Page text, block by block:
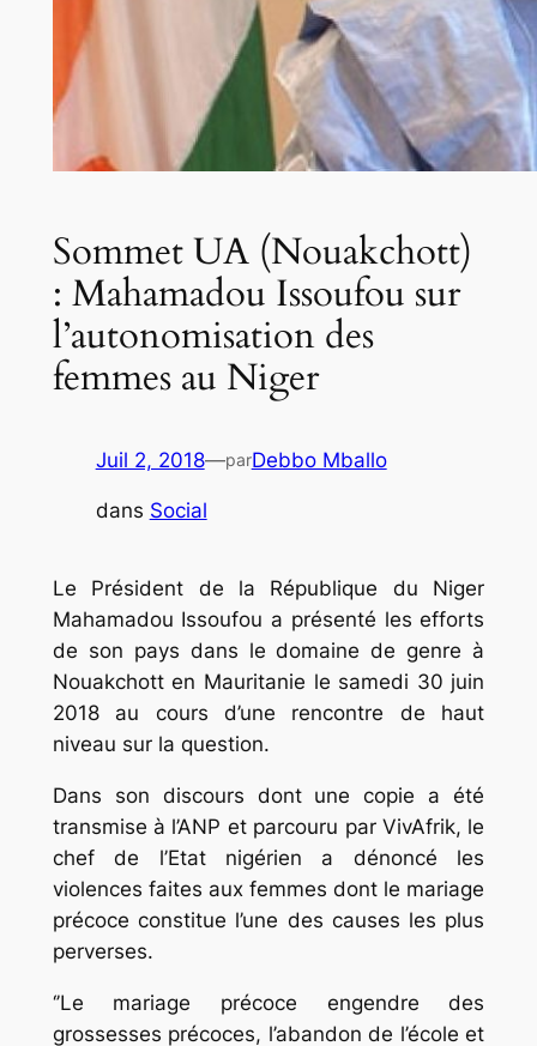
Sommet UA (Nouakchott)
: Mahamadou Issoufou sur
l’autonomisation des
femmes au Niger
Juil 2, 2018—parDebbo Mballo
dans Social
Le Président de la République du Niger
Mahamadou Issoufou a présenté les efforts
de son pays dans le domaine de genre à
Nouakchott en Mauritanie le samedi 30 juin
2018 au cours d’une rencontre de haut
niveau sur la question.
Dans son discours dont une copie a été
transmise à l’ANP et parcouru par VivAfrik, le
chef de l’Etat nigérien a dénoncé les
violences faites aux femmes dont le mariage
précoce constitue l’une des causes les plus
perverses.
‘’Le mariage précoce engendre des
grossesses précoces, l’abandon de l’école et